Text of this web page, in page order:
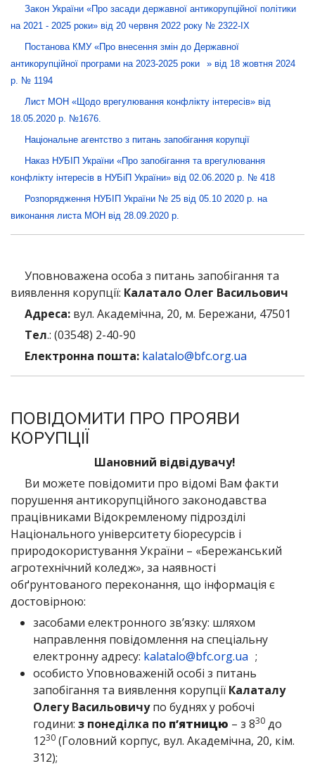
Закон України «Про засади державної антикорупційної політики
на 2021 - 2025 роки» від 20 червня 2022 року № 2322-ІХ
Постанова КМУ «Про внесення змін до Державної
антикорупційної програми на 2023-2025 роки
» від 18 жовтня 2024
р. № 1194
Лист МОН «Щодо врегулювання конфлікту інтересів» від
18.05.2020 р. №1676.
Національне агентство з питань запобігання корупції
Наказ НУБІП України «Про запобігання та врегулювання
конфлікту інтересів в НУБіП України» від 02.06.2020 р. № 418
Розпорядження НУБІП України № 25 від 05.10 2020 р. на
виконання листа МОН від 28.09.2020 р.
Уповноважена особа з питань запобігання та
виявлення корупції: Калатало Олег Васильович
Адреса: вул. Академічна, 20, м. Бережани, 47501
Тел.: (03548) 2-40-90
Електронна пошта: kalatalo@bfc.org.ua
ПОВІДОМИТИ ПРО ПРОЯВИ
КОРУПЦІЇ
Шановний відвідувачу!
Ви можете повідомити про відомі Вам факти
порушення антикорупційного законодавства
працівниками Відокремленому підрозділі
Національного університету біоресурсів і
природокористування України – «Бережанський
агротехнічний коледж», за наявності
обґрунтованого переконання, що інформація є
достовірною:
засобами електронного зв’язку: шляхом
направлення повідомлення на спеціальну
електронну адресу: kalatalo@bfc.org.ua ;
особисто Уповноваженій особі з питань
запобігання та виявлення корупції Калаталу
Олегу Васильовичупо буднях у робочі
години: з понеділка по п’ятницю – з 830 до
1230 (Головний корпус, вул. Академічна, 20, кім.
312);